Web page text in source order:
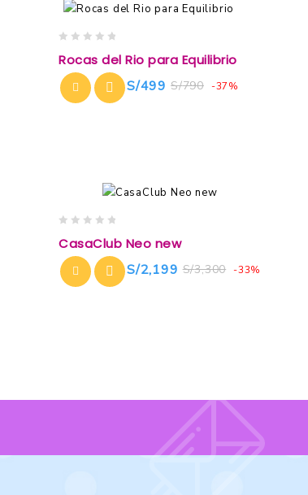
out
of
5
Rocas del Rio para Equilibrio
S/790
S/499 -37%
out
of
5
CasaClub Neo new
S/3,300
S/2,199 -33%